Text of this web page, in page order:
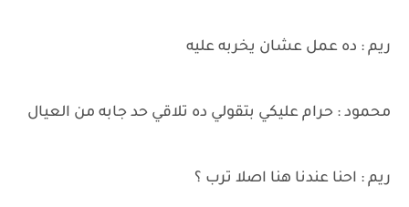
ريم : ده عمل عشان يخربه عليه
محمود : حرام عليكي بتقولي ده تلاقي حد جابه من العيال
ريم : احنا عندنا هنا اصلا ترب ؟